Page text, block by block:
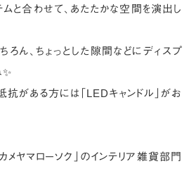
と合わせて、あたたかな空間を演出し
ん、ちょっとした隙間などにディスプ
がある方には「LEDキャンドル」がお
メヤマローソク」のインテリア雑貨部門